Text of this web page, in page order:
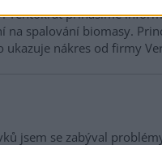
Tentokrát přinášíme
na spalování biomasy.
ukazuje nákres od firmy
jsem se zabýval